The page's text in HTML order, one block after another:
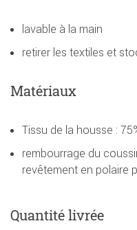
lavable à la main
retirer les textiles et
Matériaux
Tissu de la housse :
rembourrage du
revêtement en polaire
Quantité livrée